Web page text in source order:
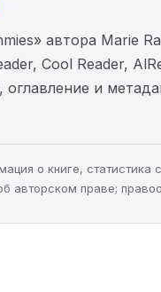
автора Marie
Cool Reader,
оглавление и
о книге,
авторском праве;